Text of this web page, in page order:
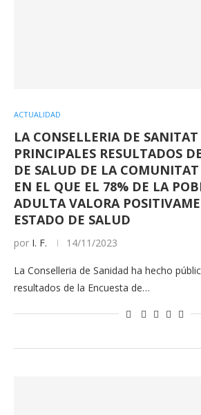
ACTUALIDAD
LA CONSELLERIA DE
PRINCIPALES RESULTADOS
DE SALUD DE LA
EN EL QUE EL 78% DE LA
ADULTA VALORA
ESTADO DE SALUD
por I. F. 14/11/2023
La Conselleria de Sanidad ha hecho
resultados de la Encuesta de…